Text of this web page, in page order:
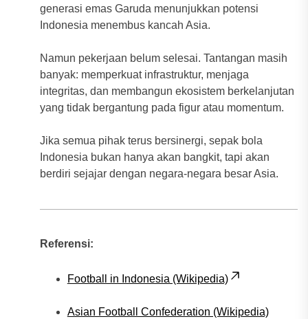
generasi emas Garuda menunjukkan potensi
Indonesia menembus kancah Asia.
Namun pekerjaan belum selesai. Tantangan masih
banyak: memperkuat infrastruktur, menjaga
integritas, dan membangun ekosistem berkelanjutan
yang tidak bergantung pada figur atau momentum.
Jika semua pihak terus bersinergi, sepak bola
Indonesia bukan hanya akan bangkit, tapi akan
berdiri sejajar dengan negara-negara besar Asia.
Referensi:
Football in Indonesia (Wikipedia)
Asian Football Confederation (Wikipedia)